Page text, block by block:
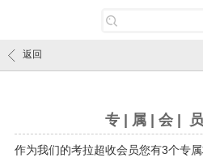
返回
专 | 属 | 会 |
作为我们的考拉超收会员您有3个专